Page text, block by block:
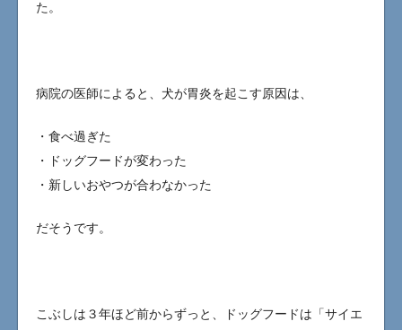
た。
病院の医師によると、犬が胃炎を起こす原因は、
・食べ過ぎた
・ドッグフードが変わった
・新しいおやつが合わなかった
だそうです。
こぶしは３年ほど前からずっと、ドッグフードは「サイエ